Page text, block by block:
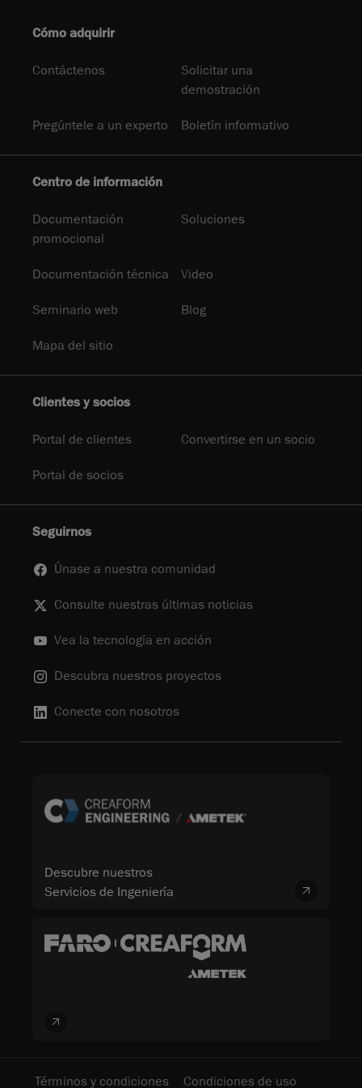
Cómo adquirir
Contáctenos
Solicitar una
demostración
Pregúntele a un experto Boletín informativo
Centro de información
Documentación
promocional
Soluciones
Documentación técnica Video
Seminario web Blog
Mapa del sitio
Clientes y socios
Portal de clientes Convertirse en un socio
Portal de socios
Seguirnos
Únase a nuestra comunidad
Consulte nuestras últimas noticias
Vea la tecnología en acción
Descubra nuestros proyectos
Conecte con nosotros
Descubre nuestros
Servicios de Ingeniería
Términos y condiciones Condiciones de uso